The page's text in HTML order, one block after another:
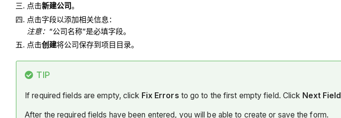
点击新建公司。
点击字段以添加相关信息：
注意： “公司名称”是必填字段。
点击创建将公司保存到项目目录。
TIP
If required fields are empty, click Fix Errors to go to the first empty field. Click Next Field
After the required fields have been entered, you will be able to create or save the form.